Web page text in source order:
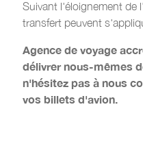
Suivant l'éloignement de
transfert peuvent
Agence de voyage
délivrer nous-mêmes
n'hésitez pas à nous
vos billets d'avion.